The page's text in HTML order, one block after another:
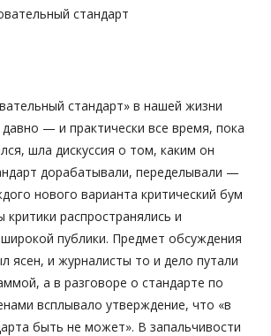
стандарт
стандарт» в нашей жизни
— и практически все время, пока
шла дискуссия о том, каким он
дорабатывали, переделывали —
нового варианта критический бум
критики распространялись и
публики. Предмет обсуждения
ясен, и журналисты то и дело путали
а в разговоре о стандарте по
всплывало утверждение, что «в
быть не может». В запальчивости